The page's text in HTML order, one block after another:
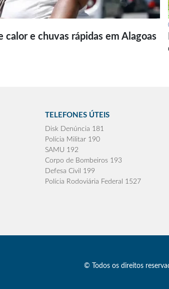
calor e chuvas rápidas em Alagoas
TELEFONES ÚTEIS
Disk Denúncia 181
Polícia Militar 190
SAMU 192
Corpo de Bombeiros 193
Defesa Civil 199
Polícia Rodoviária Federal 1527
© Todos os direitos